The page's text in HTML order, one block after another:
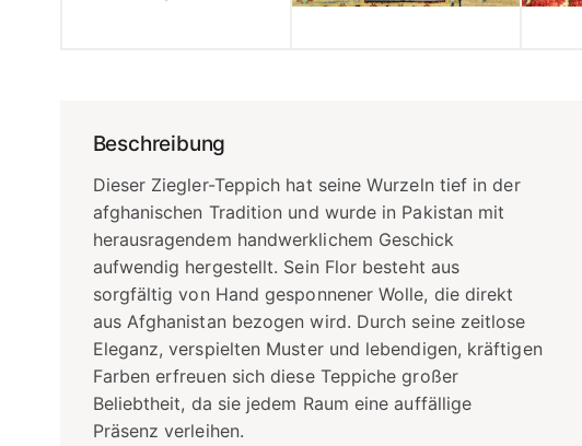
Beschreibung
Dieser Ziegler-Teppich hat seine Wurzeln tief in der
afghanischen Tradition und wurde in Pakistan mit
herausragendem handwerklichem Geschick
aufwendig hergestellt. Sein Flor besteht aus
sorgfältig von Hand gesponnener Wolle, die direkt
aus Afghanistan bezogen wird. Durch seine zeitlose
Eleganz, verspielten Muster und lebendigen, kräftigen
Farben erfreuen sich diese Teppiche großer
Beliebtheit, da sie jedem Raum eine auffällige
Präsenz verleihen.